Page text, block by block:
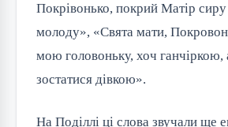
Покрівонько, покрий Матір
молоду», «Свята мати,
мою головоньку, хоч ганчіркою,
зостатися дівкою».
На Поділлі ці слова звучали ще